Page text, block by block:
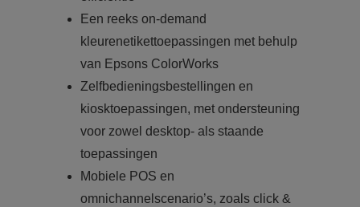
Een reeks on-demand
kleurenetikettoepassingen met behulp
van Epsons ColorWorks
Zelfbedieningsbestellingen en
kiosktoepassingen, met ondersteuning
voor zowel desktop- als staande
toepassingen
Mobiele POS en
omnichannelscenario’s, zoals click &